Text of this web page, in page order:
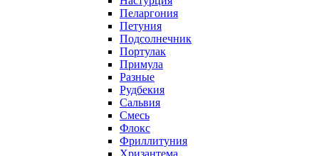
Пеларгония
Петуния
Подсолнечник
Портулак
Примула
Разные
Рудбекия
Сальвия
Смесь
Флокс
Фриллитуния